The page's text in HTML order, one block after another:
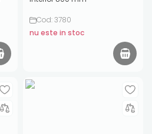
Cod: 3780
nu este in stoc